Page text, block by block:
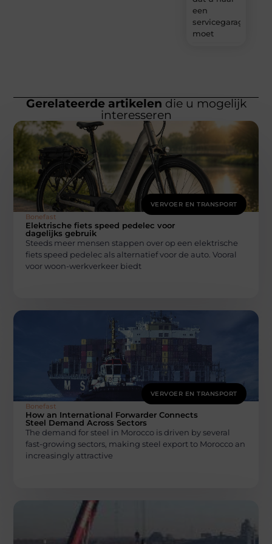
een
servicegarage
moet
Gerelateerde artikelen die u mogelijk
interesseren
VERVOER EN TRANSPORT
Bonefast
Elektrische fiets speed pedelec voor
dagelijks gebruik
Steeds meer mensen stappen over op een elektrische
fiets speed pedelec als alternatief voor de auto. Vooral
voor woon-werkverkeer biedt
VERVOER EN TRANSPORT
Bonefast
How an International Forwarder Connects
Steel Demand Across Sectors
The demand for steel in Morocco is driven by several
fast-growing sectors, making steel export to Morocco an
increasingly attractive